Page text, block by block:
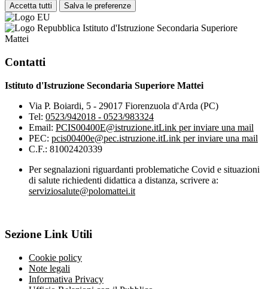
Accetta tutti Salva le preferenze
Istituto d'Istruzione Secondaria Superiore
Mattei
Contatti
Istituto d'Istruzione Secondaria Superiore Mattei
Via P. Boiardi, 5 - 29017 Fiorenzuola d'Arda (PC)
Tel: 0523/942018 - 0523/983324
Email: PCIS00400E@istruzione.itLink per inviare una mail
PEC: pcis00400e@pec.istruzione.itLink per inviare una mail
C.F.: 81002420339
Per segnalazioni riguardanti problematiche Covid e situazioni
di salute richiedenti didattica a distanza, scrivere a:
serviziosalute@polomattei.it
Sezione Link Utili
Cookie policy
Note legali
Informativa Privacy